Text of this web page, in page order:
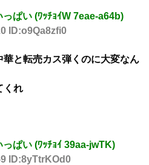
ぱい (ﾜｯﾁｮｲW 7eae-a64b)
ID:o9Qa8zfi0
と転売カス弾くのに大変なん
くれ
ぱい (ﾜｯﾁｮｲ 39aa-jwTK)
ID:8yTtrKOd0